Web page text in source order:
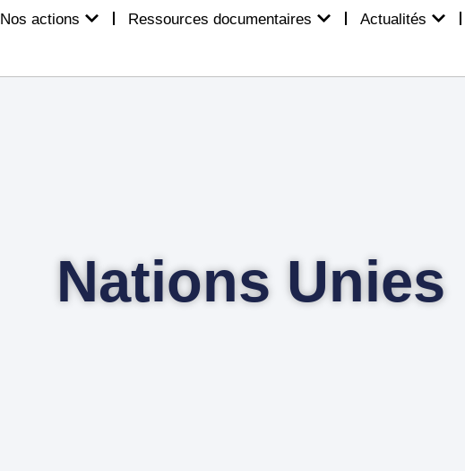
Nos actions Ressources documentaires Actualités
Nations Unies